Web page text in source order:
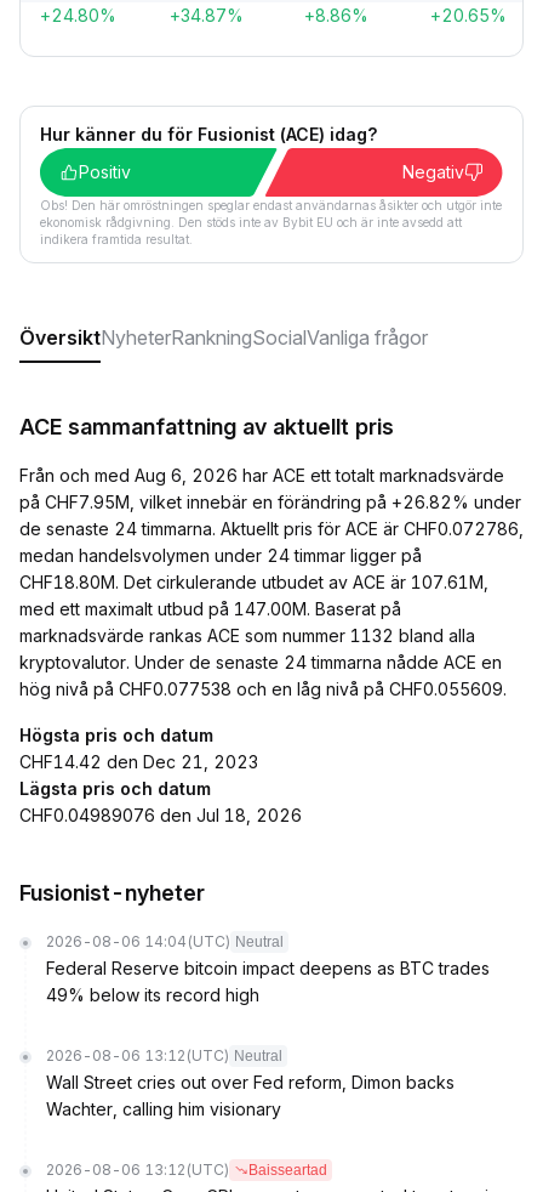
+24.80% +34.87% +8.86% +20.65%
Hur känner du för Fusionist (ACE) idag?
Positiv
Negativ
Obs! Den här omröstningen speglar endast användarnas åsikter och utgör inte
ekonomisk rådgivning. Den stöds inte av Bybit EU och är inte avsedd att
indikera framtida resultat.
ÖversiktNyheterRankningSocialVanliga frågor
ACE sammanfattning av aktuellt pris
Från och med Aug 6, 2026 har ACE ett totalt marknadsvärde
på CHF7.95M, vilket innebär en förändring på +26.82% under
de senaste 24 timmarna. Aktuellt pris för ACE är CHF0.072786,
medan handelsvolymen under 24 timmar ligger på
CHF18.80M. Det cirkulerande utbudet av ACE är 107.61M,
med ett maximalt utbud på 147.00M. Baserat på
marknadsvärde rankas ACE som nummer 1132 bland alla
kryptovalutor. Under de senaste 24 timmarna nådde ACE en
hög nivå på CHF0.077538 och en låg nivå på CHF0.055609.
Högsta pris och datum
CHF14.42 den Dec 21, 2023
Lägsta pris och datum
CHF0.04989076 den Jul 18, 2026
Fusionist-nyheter
2026-08-06 14:04 (UTC) Neutral
Federal Reserve bitcoin impact deepens as BTC trades
49% below its record high
2026-08-06 13:12 (UTC) Neutral
Wall Street cries out over Fed reform, Dimon backs
Wachter, calling him visionary
2026-08-06 13:12 (UTC) Baisseartad